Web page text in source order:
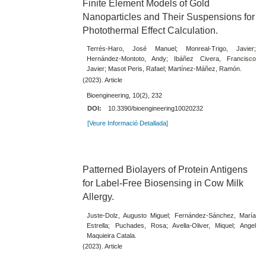
Finite Element Models of Gold
Nanoparticles and Their Suspensions for
Photothermal Effect Calculation.
Terrés-Haro, José Manuel; Monreal-Trigo, Javier;
Hernández-Montoto, Andy; Ibáñez Civera, Francisco
Javier; Masot Peris, Rafael; Martínez-Máñez, Ramón.
(2023). Article
Bioengineering, 10(2), 232
DOI:
10.3390/bioengineering10020232
[Veure Informació Detallada]
Patterned Biolayers of Protein Antigens
for Label-Free Biosensing in Cow Milk
Allergy.
Juste-Dolz, Augusto Miguel; Fernández-Sánchez, María
Estrella; Puchades, Rosa; Avella-Oliver, Miquel; Angel
Maquieira Catala.
(2023). Article